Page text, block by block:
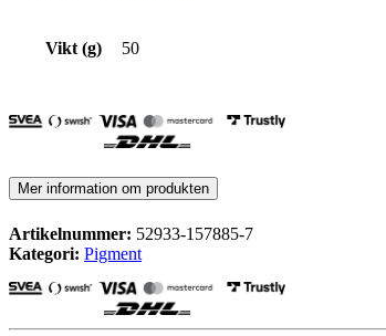
Vikt (g) 50
Mer information om produkten
Artikelnummer: 52933-157885-7
Kategori: Pigment